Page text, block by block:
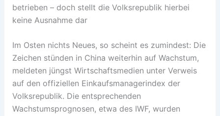
betrieben – doch stellt die Volksrepublik hierbei
keine Ausnahme dar
Im Osten nichts Neues, so scheint es zumindest: Die
Zeichen stünden in China weiterhin auf Wachstum,
meldeten jüngst Wirtschaftsmedien unter Verweis
auf den offiziellen Einkaufsmanagerindex der
Volksrepublik. Die entsprechenden
Wachstumsprognosen, etwa des IWF, wurden